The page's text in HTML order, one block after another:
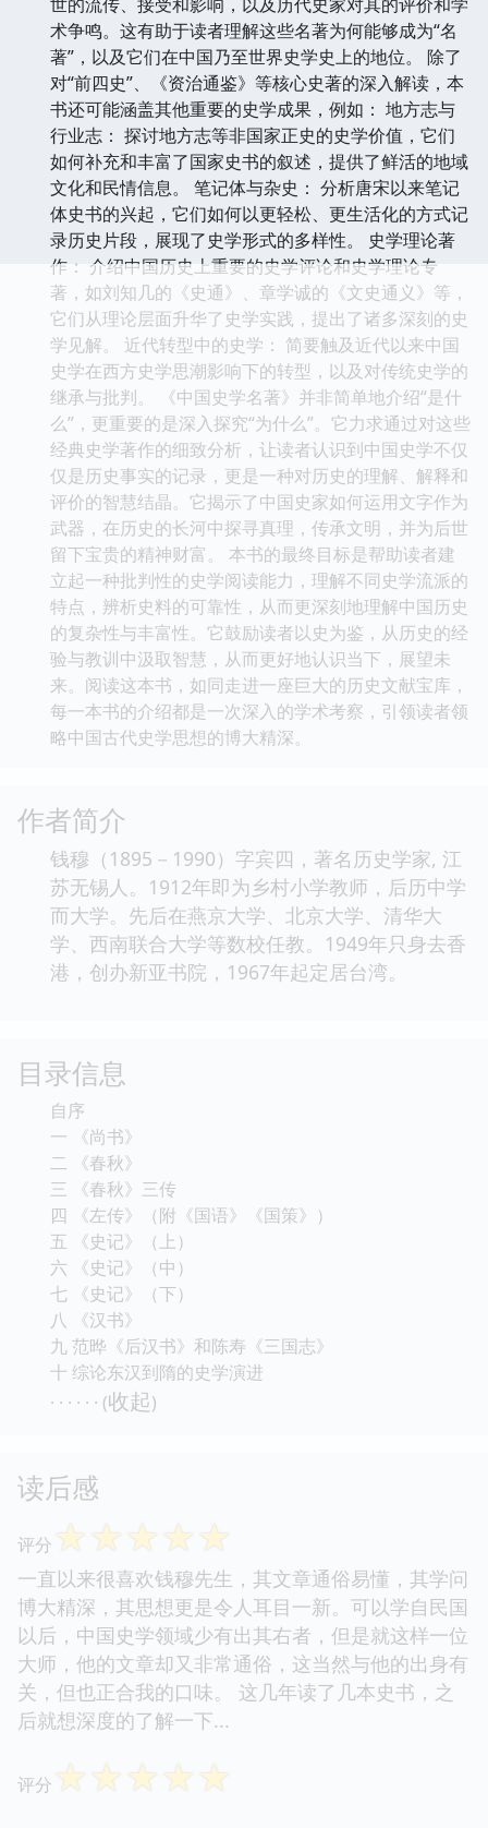
术争鸣。这有助于读者理解这些名著为何能够成为“名
著”，以及它们在中国乃至世界史学史上的地位。 除了
对“前四史”、《资治通鉴》等核心史著的深入解读，本
书还可能涵盖其他重要的史学成果，例如： 地方志与
行业志： 探讨地方志等非国家正史的史学价值，它们
如何补充和丰富了国家史书的叙述，提供了鲜活的地域
文化和民情信息。 笔记体与杂史： 分析唐宋以来笔记
体史书的兴起，它们如何以更轻松、更生活化的方式记
录历史片段，展现了史学形式的多样性。 史学理论著
作： 介绍中国历史上重要的史学评论和史学理论专
著，如刘知几的《史通》、章学诚的《文史通义》等，
它们从理论层面升华了史学实践，提出了诸多深刻的史
学见解。 近代转型中的史学： 简要触及近代以来中国
史学在西方史学思潮影响下的转型，以及对传统史学的
继承与批判。 《中国史学名著》并非简单地介绍“是什
么”，更重要的是深入探究“为什么”。它力求通过对这些
经典史学著作的细致分析，让读者认识到中国史学不仅
仅是历史事实的记录，更是一种对历史的理解、解释和
评价的智慧结晶。它揭示了中国史家如何运用文字作为
武器，在历史的长河中探寻真理，传承文明，并为后世
留下宝贵的精神财富。 本书的最终目标是帮助读者建
立起一种批判性的史学阅读能力，理解不同史学流派的
特点，辨析史料的可靠性，从而更深刻地理解中国历史
的复杂性与丰富性。它鼓励读者以史为鉴，从历史的经
验与教训中汲取智慧，从而更好地认识当下，展望未
来。阅读这本书，如同走进一座巨大的历史文献宝库，
每一本书的介绍都是一次深入的学术考察，引领读者领
略中国古代史学思想的博大精深。
作者简介
钱穆（1895－1990）字宾四，著名历史学家, 江
苏无锡人。1912年即为乡村小学教师，后历中学
而大学。先后在燕京大学、北京大学、清华大
学、西南联合大学等数校任教。1949年只身去香
港，创办新亚书院，1967年起定居台湾。
目录信息
自序
一 《尚书》
二 《春秋》
三 《春秋》三传
四 《左传》（附《国语》《国策》）
五 《史记》（上）
六 《史记》（中）
七 《史记》（下）
八 《汉书》
九 范晔《后汉书》和陈寿《三国志》
十 综论东汉到隋的史学演进
· · · · · · (收起)
读后感
评分 ☆☆☆☆☆
一直以来很喜欢钱穆先生，其文章通俗易懂，其学问
博大精深，其思想更是令人耳目一新。可以学自民国
以后，中国史学领域少有出其右者，但是就这样一位
大师，他的文章却又非常通俗，这当然与他的出身有
关，但也正合我的口味。 这几年读了几本史书，之
后就想深度的了解一下...
评分 ☆☆☆☆☆